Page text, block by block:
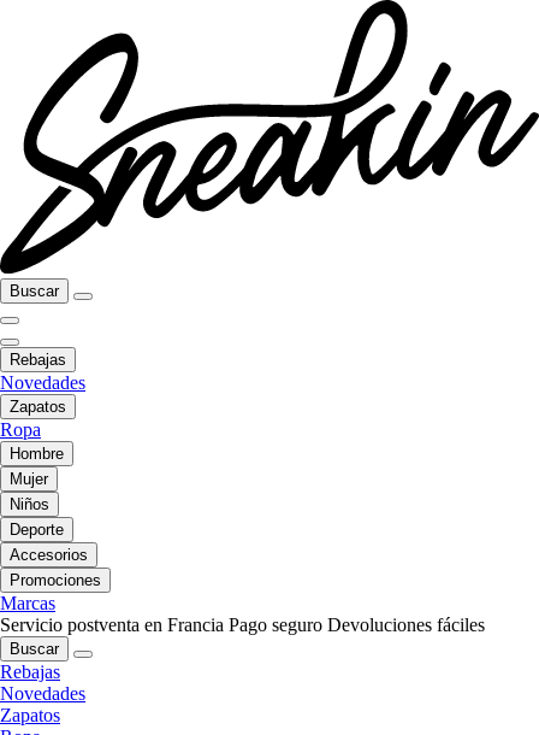
Buscar
Rebajas
Novedades
Zapatos
Ropa
Hombre
Mujer
Niños
Deporte
Accesorios
Promociones
Marcas
Servicio postventa en Francia Pago seguro Devoluciones fáciles
Buscar
Rebajas
Novedades
Zapatos